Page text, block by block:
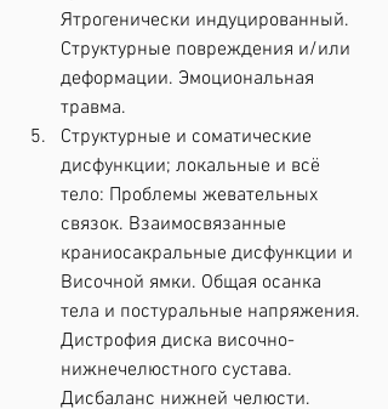
Ятрогенически индуцированный.
Структурные повреждения и/или
деформации. Эмоциональная
травма.
Структурные и соматические
дисфункции; локальные и всё
тело: Проблемы жевательных
связок. Взаимосвязанные
краниосакральные дисфункции и
Височной ямки. Общая осанка
тела и постуральные напряжения.
Дистрофия диска височно-
нижнечелюстного сустава.
Дисбаланс нижней челюсти.